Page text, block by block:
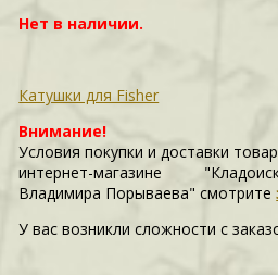
Нет в наличии.
Катушки для Fisher
Внимание!
Условия покупки и доставки
интернет-магазине
Владимира Порываева" смотрите
У вас возникли сложности c